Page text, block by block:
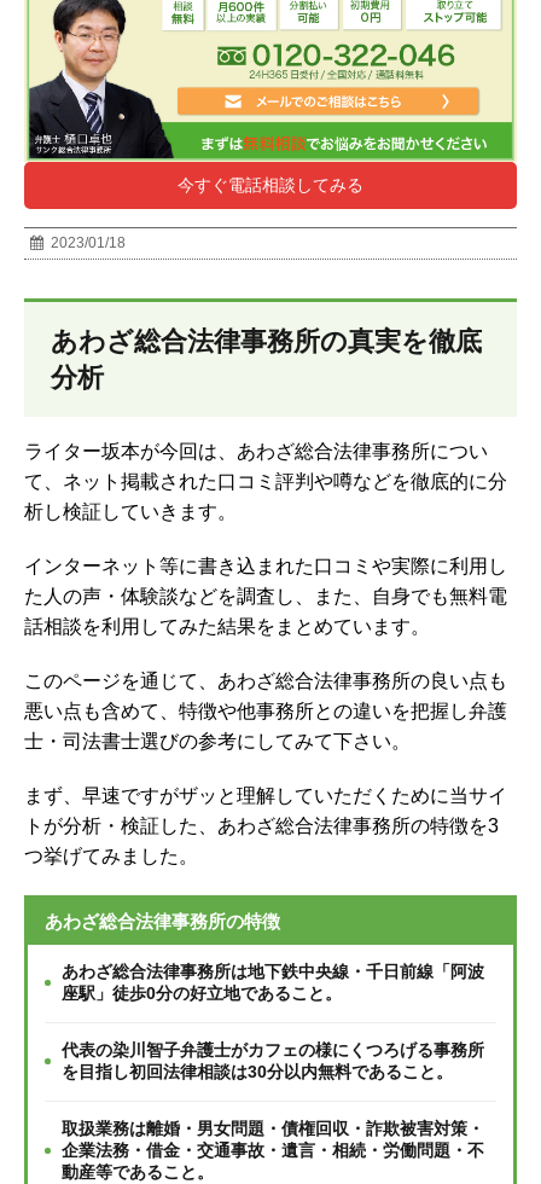
今すぐ電話相談してみる
2023/01/18
あわざ総合法律事務所の真実を徹底
分析
ライター坂本が今回は、あわざ総合法律事務所につい
て、ネット掲載された口コミ評判や噂などを徹底的に分
析し検証していきます。
インターネット等に書き込まれた口コミや実際に利用し
た人の声・体験談などを調査し、
また、自身でも無料電
話相談を利用してみた結果をまとめています。
このページを通じて、あわざ総合法律事務所の良い点も
悪い点も含めて、特徴や他事務所との違いを把握し弁護
士・司法書士選びの参考にしてみて下さい。
まず、早速ですがザッと理解していただくために当サイ
トが分析・検証した、あわざ総合法律事務所の特徴を3
つ挙げてみました。
あわざ総合法律事務所の特徴
あわざ総合法律事務所は地下鉄中央線・千日前線「阿波
座駅」徒歩0分の好立地であること。
代表の染川智子弁護士がカフェの様にくつろげる事務所
を目指し初回法律相談は30分以内無料であること。
取扱業務は離婚・男女問題・債権回収・詐欺被害対策・
企業法務・借金・交通事故・遺言・相続・労働問題・不
動産等であること。